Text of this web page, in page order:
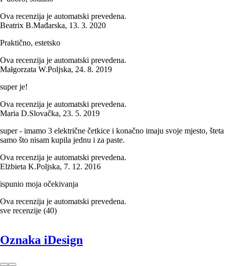
Ova recenzija je automatski prevedena.
Beatrix B.Mađarska, 13. 3. 2020
Praktično, estetsko
Ova recenzija je automatski prevedena.
Małgorzata W.Poljska, 24. 8. 2019
super je!
Ova recenzija je automatski prevedena.
Maria D.Slovačka, 23. 5. 2019
super - imamo 3 električne četkice i konačno imaju svoje mjesto, šteta
samo što nisam kupila jednu i za paste.
Ova recenzija je automatski prevedena.
Elżbieta K.Poljska, 7. 12. 2016
ispunio moja očekivanja
Ova recenzija je automatski prevedena.
sve recenzije (40)
Oznaka iDesign